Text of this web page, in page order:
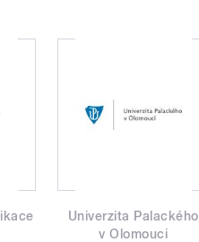
Univerzita Palackého
v Olomouci